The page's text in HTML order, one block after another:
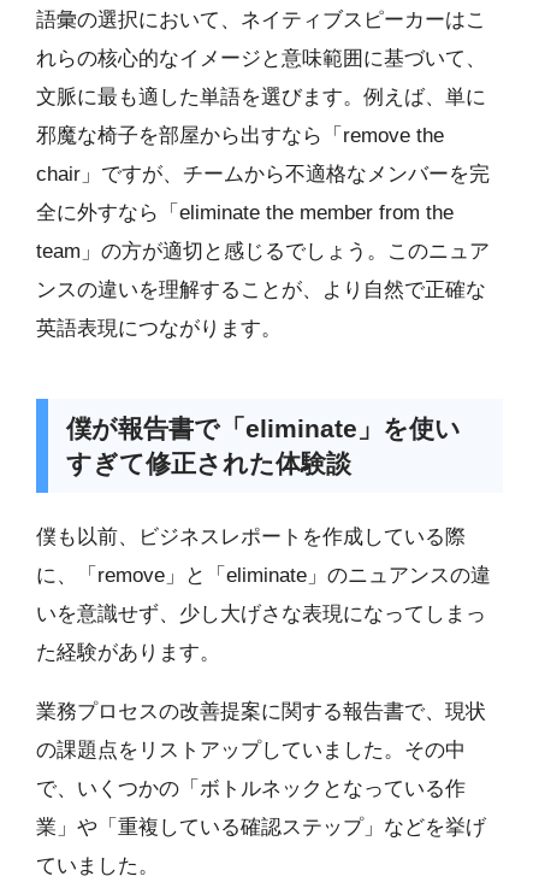
語彙の選択において、ネイティブスピーカーはこ
れらの核心的なイメージと意味範囲に基づいて、
文脈に最も適した単語を選びます。例えば、単に
邪魔な椅子を部屋から出すなら「remove the
chair」ですが、チームから不適格なメンバーを完
全に外すなら「eliminate the member from the
team」の方が適切と感じるでしょう。このニュア
ンスの違いを理解することが、より自然で正確な
英語表現につながります。
僕が報告書で「eliminate」を使い
すぎて修正された体験談
僕も以前、ビジネスレポートを作成している際
に、「remove」と「eliminate」のニュアンスの違
いを意識せず、少し大げさな表現になってしまっ
た経験があります。
業務プロセスの改善提案に関する報告書で、現状
の課題点をリストアップしていました。その中
で、いくつかの「ボトルネックとなっている作
業」や「重複している確認ステップ」などを挙げ
ていました。